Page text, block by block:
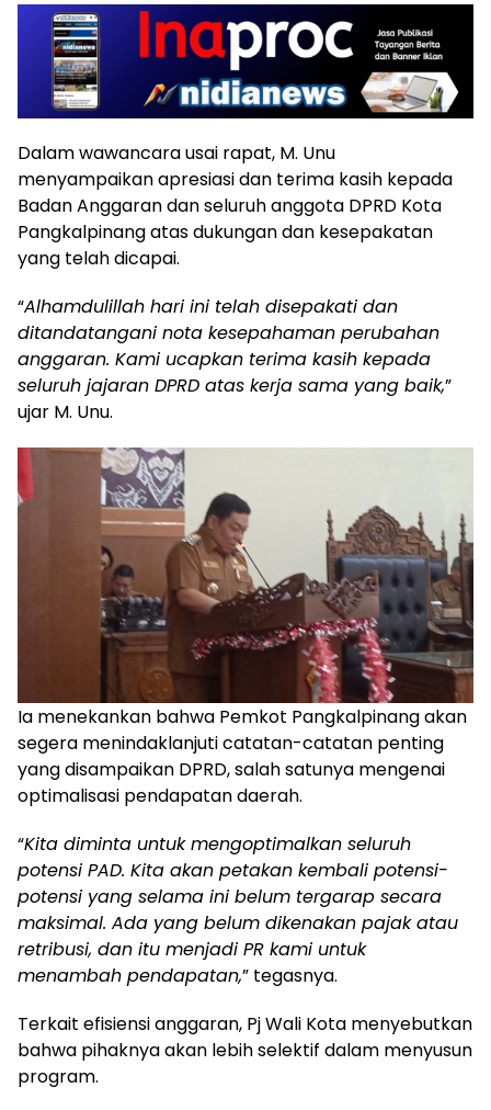
Dalam wawancara usai rapat, M. Unu
menyampaikan apresiasi dan terima kasih kepada
Badan Anggaran dan seluruh anggota DPRD Kota
Pangkalpinang atas dukungan dan kesepakatan
yang telah dicapai.
“Alhamdulillah hari ini telah disepakati dan
ditandatangani nota kesepahaman perubahan
anggaran. Kami ucapkan terima kasih kepada
seluruh jajaran DPRD atas kerja sama yang baik,”
ujar M. Unu.
Ia menekankan bahwa Pemkot Pangkalpinang akan
segera menindaklanjuti catatan-catatan penting
yang disampaikan DPRD, salah satunya mengenai
optimalisasi pendapatan daerah.
“Kita diminta untuk mengoptimalkan seluruh
potensi PAD. Kita akan petakan kembali potensi-
potensi yang selama ini belum tergarap secara
maksimal. Ada yang belum dikenakan pajak atau
retribusi, dan itu menjadi PR kami untuk
menambah pendapatan,” tegasnya.
Terkait efisiensi anggaran, Pj Wali Kota menyebutkan
bahwa pihaknya akan lebih selektif dalam menyusun
program.